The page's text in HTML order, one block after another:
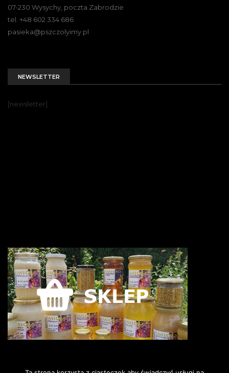
07-230 Wysychy, poczta Zabrodzie
tel. +48 602 334 686
pasieka@pszczolyimy.pl
NEWSLETTER
[newsletter]